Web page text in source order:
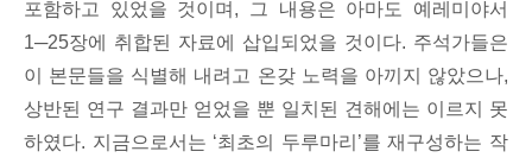
포함하고 있었을 것이며, 그 내용은 아마도 예레미야서
1─25장에 취합된 자료에 삽입되었을 것이다. 주석가들은
이 본문들을 식별해 내려고 온갖 노력을 아끼지 않았으나,
상반된 연구 결과만 얻었을 뿐 일치된 견해에는 이르지 못
하였다. 지금으로서는 ‘최초의 두루마리’를 재구성하는 작